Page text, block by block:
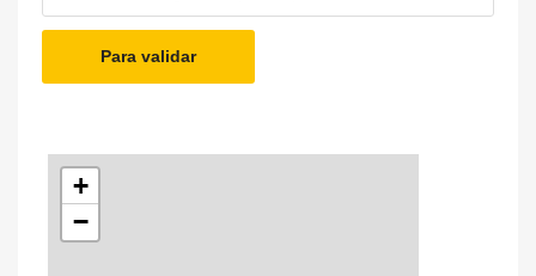
Para validar
+
−